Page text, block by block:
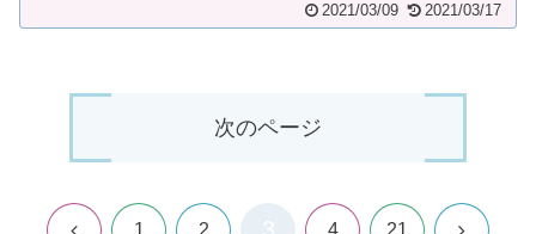
2021/03/09 2021/03/17
次のページ
前 1 2 4 21 次